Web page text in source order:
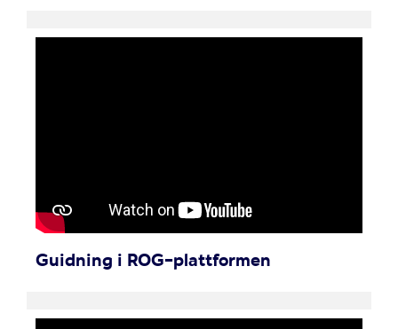
Guidning i ROG-plattformen